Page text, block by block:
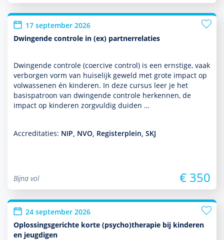
17 september 2026
Dwingende controle in (ex) partnerrelaties
Dwingende controle (coercive control) is een ernstige, vaak
verborgen vorm van huiselijk geweld met grote impact op
vol­was­senen én kin­de­ren. In deze cursus leer je het
basispatroon van dwingende controle herkennen, de
impact op kin­de­ren zorgvuldig duiden …
Accreditaties: NIP, NVO, Registerplein, SKJ
Bijna vol € 350
24 september 2026
Oplossingsgerichte korte (psycho)therapie bij kinderen
en jeugdigen